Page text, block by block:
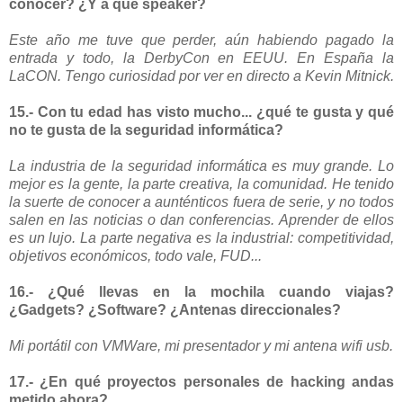
conocer? ¿Y a qué speaker?
Este año me tuve que perder, aún habiendo pagado la
entrada y todo, la DerbyCon en EEUU. En España la
LaCON. Tengo curiosidad por ver en directo a Kevin Mitnick.
15.- Con tu edad has visto mucho... ¿qué te gusta y qué
no te gusta de la seguridad informática?
La industria de la seguridad informática es muy grande. Lo
mejor es la gente, la parte creativa, la comunidad. He tenido
la suerte de conocer a aunténticos fuera de serie, y no todos
salen en las noticias o dan conferencias. Aprender de ellos
es un lujo. La parte negativa es la industrial: competitividad,
objetivos económicos, todo vale, FUD...
16.- ¿Qué llevas en la mochila cuando viajas?
¿Gadgets? ¿Software? ¿Antenas direccionales?
Mi portátil con VMWare, mi presentador y mi antena wifi usb.
17.- ¿En qué proyectos personales de hacking andas